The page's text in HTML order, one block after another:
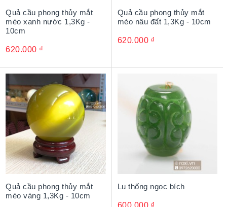
Quả cầu phong thủy mắt
mèo xanh nước 1,3Kg -
10cm
620.000 ₫
Quả cầu phong thủy mắt
mèo nâu đất 1,3Kg - 10cm
620.000 ₫
Quả cầu phong thủy mắt
mèo vàng 1,3Kg - 10cm
Lu thống ngọc bích
600.000 ₫